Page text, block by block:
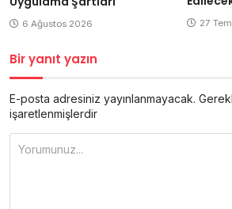
6 Ağustos 2026 27
Bir yanıt yazın
E-posta adresiniz yayınlanmayacak.
işaretlenmişlerdir